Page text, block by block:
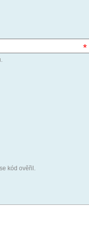
*
kód ověřil.